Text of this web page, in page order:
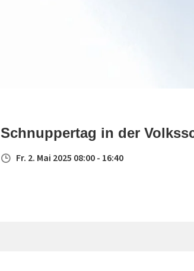
Schnuppertag in der
Fr. 2. Mai 2025 08:00 - 16:40